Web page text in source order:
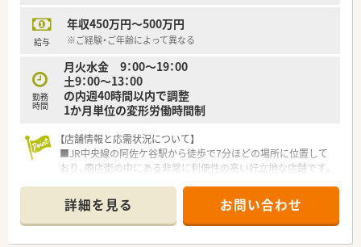
■定期的な勉強会の開催を通じて、継続的なスキルアップを支援
しています。
知識を習得できます。
■全店舗で電子薬歴システムを導入済みですので、効率的に業務
を進めることが可能です。
給与
年収450万円～500万円
※ご経験・ご年齢によって異なる
勤務
時間
月火水金 9：00～19：00
土9：00～13：00
の内週40時間以内で調整
1か月単位の変形労働時間制
【店舗情報と応需状況について】
■JR中央線の阿佐ケ谷駅から徒歩で7分ほどの場所に位置して
おり、商店街の中にある非常に利便性の高い好立地な店舗です。
膚科や小児科、内科などを1日40枚から50枚ほど応需します。
■現場は薬剤師2名と事務1名の体制で運営されており、居宅在
宅も1件対応するなど地域密着型のサービスを提供しています。
詳細を見る お問い合わせ